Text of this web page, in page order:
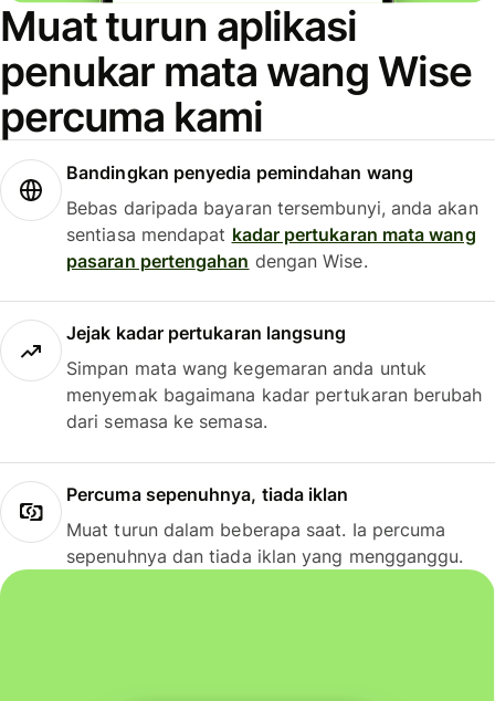
Muat turun aplikasi
penukar mata wang Wise
percuma kami
Bandingkan penyedia pemindahan wang
Bebas daripada bayaran tersembunyi, anda akan
sentiasa mendapat kadar pertukaran mata wang
pasaran pertengahan dengan Wise.
Jejak kadar pertukaran langsung
Simpan mata wang kegemaran anda untuk
menyemak bagaimana kadar pertukaran berubah
dari semasa ke semasa.
Percuma sepenuhnya, tiada iklan
Muat turun dalam beberapa saat. Ia percuma
sepenuhnya dan tiada iklan yang mengganggu.